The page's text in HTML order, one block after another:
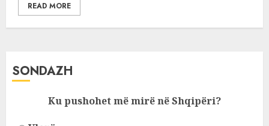
READ MORE
SONDAZH
Ku pushohet më mirë në Shqipëri?